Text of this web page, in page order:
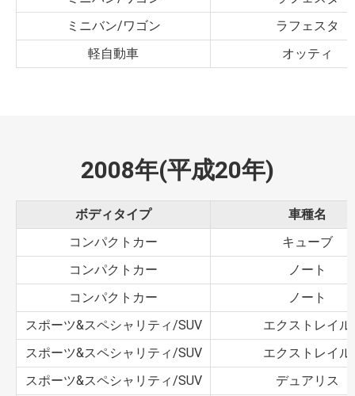
ミニバン/ワゴン
ラフェスタ
軽自動車
オッティ
2008年(平成20年)
ボディタイプ
車種名
コンパクトカー
キューブ
コンパクトカー
ノート
コンパクトカー
ノート
スポーツ&スペシャリティ/SUV
エクストレイル
スポーツ&スペシャリティ/SUV
エクストレイル
スポーツ&スペシャリティ/SUV
デュアリス